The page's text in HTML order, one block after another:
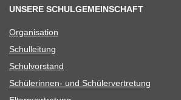
UNSERE SCHULGEMEINSCHAFT
Orga­ni­sa­tion
Schul­lei­tung
Schul­vor­stand
Schü­le­rin­nen- und Schülervertretung